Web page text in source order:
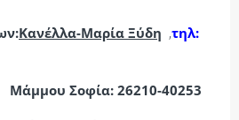
Κανέλλα-Μαρία Ξύδη ,τηλ:
Μάμμου Σοφία: 26210-40253